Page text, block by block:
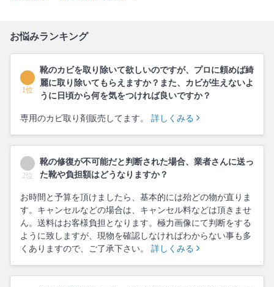
お悩みランキング
1位
靴のカビを取り除いて欲しいのですが、プロに頼めば綺
麗に取り除いてもらえますか？また、カビが生えないよ
うに日頃から何を気をつければ良いですか？
専用のカビ取り剤販売してます。 詳しくみる
2位
靴の修復が不可能だと判断された場合、業者さんに送っ
た靴や負担額はどうなりますか？
お時間と予算を頂けましたら、基本的には殆どの物が直りま
す。キャンセルなどの場合は、キャンセル料などは頂きませ
ん。送料はお客様負担となります。極力画像にて判断をする
ように致しますが、現物を確認しなければわからない事も多
くありますので、ご了承下さい。 詳しくみる